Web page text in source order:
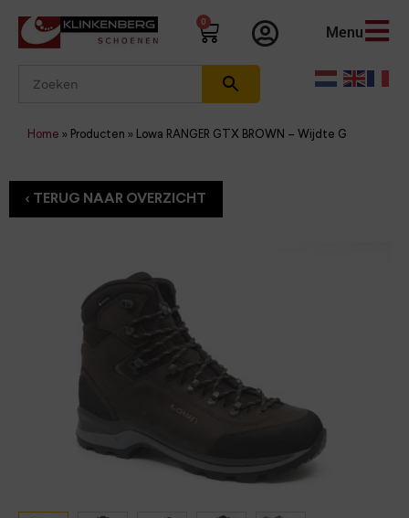
0
Menu
Home » Producten » Lowa RANGER GTX BROWN – Wijdte G